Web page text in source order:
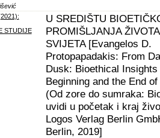
STUDIJE
U SREDIŠTU
PROMIŠLJANJA
SVIJETA [Evangelos D.
Protopapadakis: From
Dusk: Bioethical Insights
Beginning and the End
(Od zore do sumraka:
uvidi u početak i kraj
Logos Verlag Berlin
Berlin, 2019]